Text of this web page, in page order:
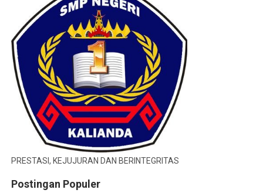
PRESTASI, KEJUJURAN DAN BERINTEGRITAS
Postingan Populer